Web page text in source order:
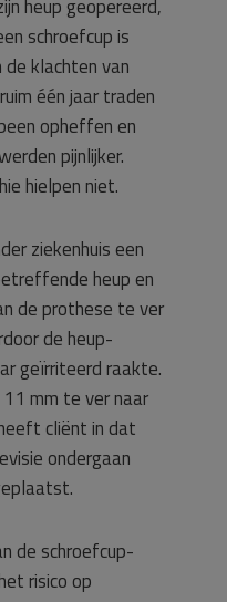
heup geopereerd,
schroefcup is
klachten van
één jaar traden
opheffen en
pijnlijker.
hielpen niet.
ziekenhuis een
heup en
de prothese te ver
de heup-
geïrriteerd raakte.
mm te ver naar
cliënt in dat
ondergaan
de schroefcup-
risico op